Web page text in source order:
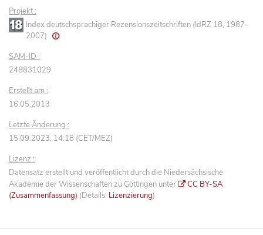
Projekt :
Index deutschsprachiger Rezensionszeitschriften (IdRZ 18, 1987-
2007)
SAM-ID :
248831029
Erstellt am :
16.05.2013
Letzte Änderung :
15.09.2023, 14:18 (CET/MEZ)
Lizenz :
Datensatz erstellt und veröffentlicht durch die Niedersächsische
Akademie der Wissenschaften zu Göttingen unter
CC BY-SA
(Zusammenfassung) (Details: Lizenzierung)